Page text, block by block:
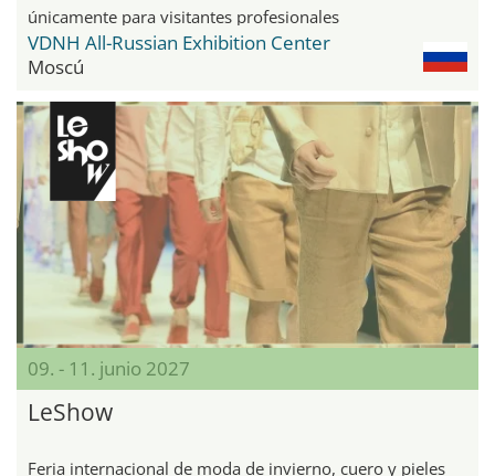
únicamente para visitantes profesionales
VDNH All-Russian Exhibition Center
Moscú
09. - 11. junio 2027
LeShow
Feria internacional de moda de invierno, cuero y pieles